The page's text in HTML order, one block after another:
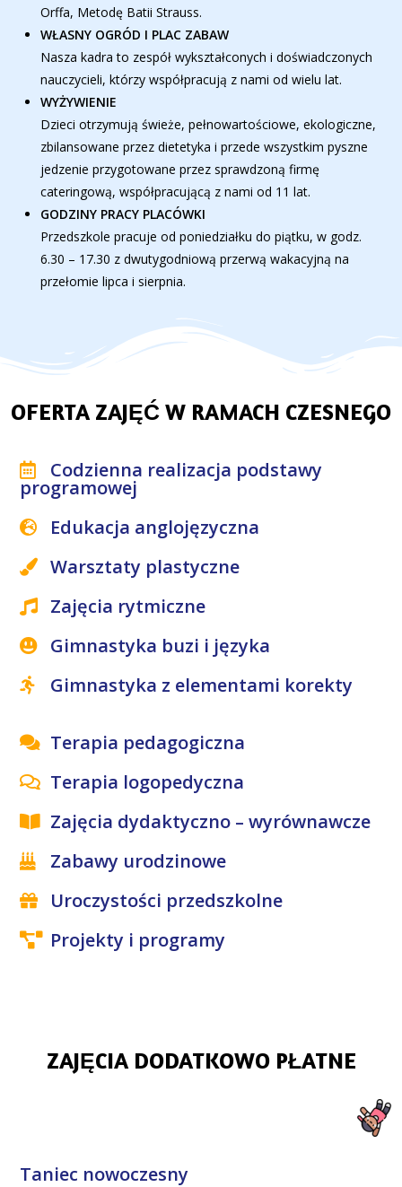
Orffa, Metodę Batii Strauss.
WŁASNY OGRÓD I PLAC ZABAW
Nasza kadra to zespół wykształconych i doświadczonych
nauczycieli, którzy współpracują z nami od wielu lat.
WYŻYWIENIE
Dzieci otrzymują świeże, pełnowartościowe, ekologiczne,
zbilansowane przez dietetyka i przede wszystkim pyszne
jedzenie przygotowane przez sprawdzoną firmę
cateringową, współpracującą z nami od 11 lat.
GODZINY PRACY PLACÓWKI
Przedszkole pracuje od poniedziałku do piątku, w godz.
6.30 – 17.30 z dwutygodniową przerwą wakacyjną na
przełomie lipca i sierpnia.
OFERTA ZAJĘĆ W RAMACH CZESNEGO
Codzienna realizacja podstawy
programowej
Edukacja anglojęzyczna
Warsztaty plastyczne
Zajęcia rytmiczne
Gimnastyka buzi i języka
Gimnastyka z elementami korekty
Terapia pedagogiczna
Terapia logopedyczna
Zajęcia dydaktyczno – wyrównawcze
Zabawy urodzinowe
Uroczystości przedszkolne
Projekty i programy
ZAJĘCIA DODATKOWO PŁATNE
Taniec nowoczesny​